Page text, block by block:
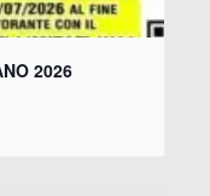
2026